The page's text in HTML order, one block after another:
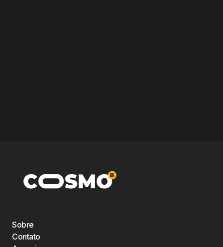
Sobre
Contato